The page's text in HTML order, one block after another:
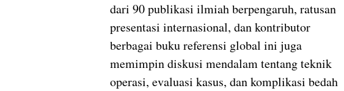
dari 90 publikasi ilmiah berpengaruh, ratusan
presentasi internasional, dan kontributor
berbagai buku referensi global ini juga
memimpin diskusi mendalam tentang teknik
operasi, evaluasi kasus, dan komplikasi bedah